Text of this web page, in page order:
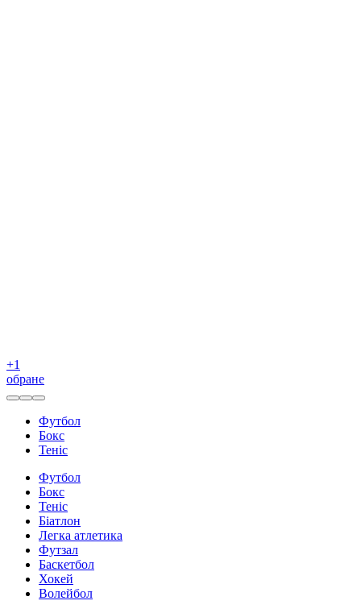
+1
обране
Футбол
Бокс
Теніс
Футбол
Бокс
Теніс
Біатлон
Легка атлетика
Футзал
Баскетбол
Хокей
Волейбол